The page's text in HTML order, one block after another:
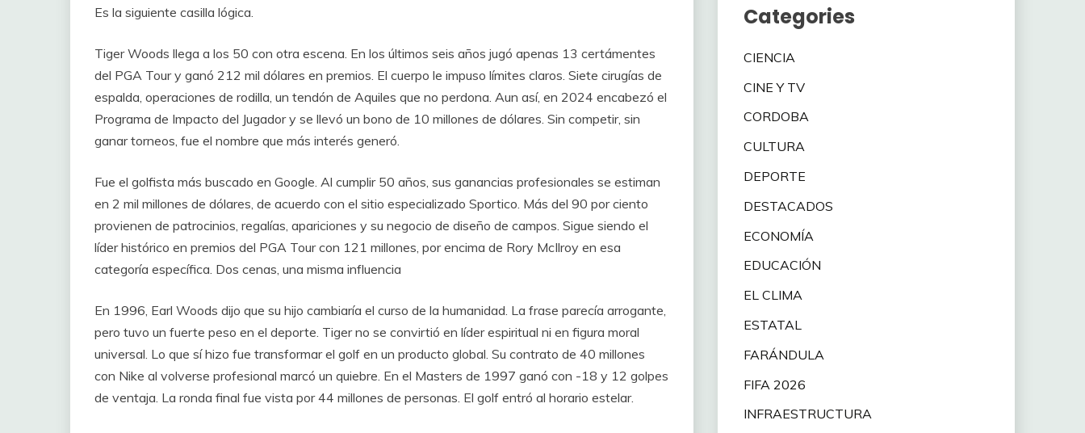
Es la siguiente casilla lógica.
Tiger Woods llega a los 50 con otra escena. En los últimos seis años jugó apenas 13 certámentes
del PGA Tour y ganó 212 mil dólares en premios. El cuerpo le impuso límites claros. Siete cirugías de
espalda, operaciones de rodilla, un tendón de Aquiles que no perdona. Aun así, en 2024 encabezó el
Programa de Impacto del Jugador y se llevó un bono de 10 millones de dólares. Sin competir, sin
ganar torneos, fue el nombre que más interés generó.
Fue el golfista más buscado en Google. Al cumplir 50 años, sus ganancias profesionales se estiman
en 2 mil millones de dólares, de acuerdo con el sitio especializado Sportico. Más del 90 por ciento
provienen de patrocinios, regalías, apariciones y su negocio de diseño de campos. Sigue siendo el
líder histórico en premios del PGA Tour con 121 millones, por encima de Rory McIlroy en esa
categoría específica. Dos cenas, una misma influencia
En 1996, Earl Woods dijo que su hijo cambiaría el curso de la humanidad. La frase parecía arrogante,
pero tuvo un fuerte peso en el deporte. Tiger no se convirtió en líder espiritual ni en figura moral
universal. Lo que sí hizo fue transformar el golf en un producto global. Su contrato de 40 millones
con Nike al volverse profesional marcó un quiebre. En el Masters de 1997 ganó con -18 y 12 golpes
de ventaja. La ronda final fue vista por 44 millones de personas. El golf entró al horario estelar.
Categories
CIENCIA
CINE Y TV
CORDOBA
CULTURA
DEPORTE
DESTACADOS
ECONOMÍA
EDUCACIÓN
EL CLIMA
ESTATAL
FARÁNDULA
FIFA 2026
INFRAESTRUCTURA